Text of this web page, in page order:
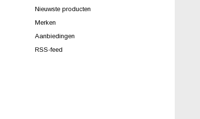
Nieuwste producten
Merken
Aanbiedingen
RSS-feed